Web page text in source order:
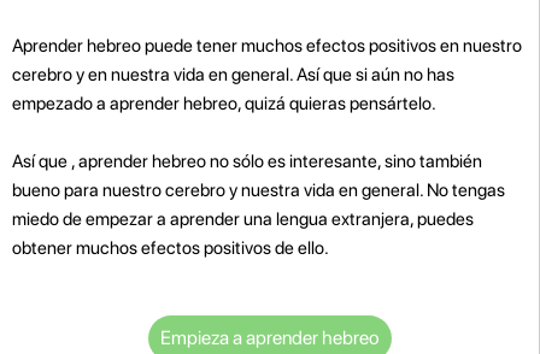
Aprender hebreo puede tener muchos efectos positivos en nuestro
cerebro y en nuestra vida en general. Así que si aún no has
empezado a aprender hebreo, quizá quieras pensártelo.
Así que , aprender hebreo no sólo es interesante, sino también
bueno para nuestro cerebro y nuestra vida en general. No tengas
miedo de empezar a aprender una lengua extranjera, puedes
obtener muchos efectos positivos de ello.
Empieza a aprender hebreo